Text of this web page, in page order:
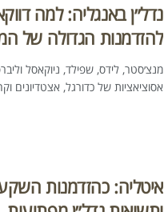
נדל״ן באנגליה: למה
להזדמנות הגדולה של
מנצ׳סטר, לידס, שפילד, ניוקאסל
אסוציאציות של כדורגל, אצטדיונים
איטליה: כהזדמנות